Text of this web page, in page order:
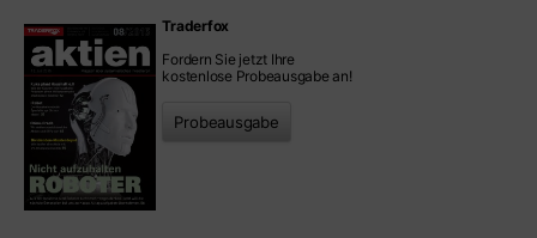
Traderfox
Fordern Sie jetzt Ihre
kostenlose Probeausgabe an!
Probeausgabe